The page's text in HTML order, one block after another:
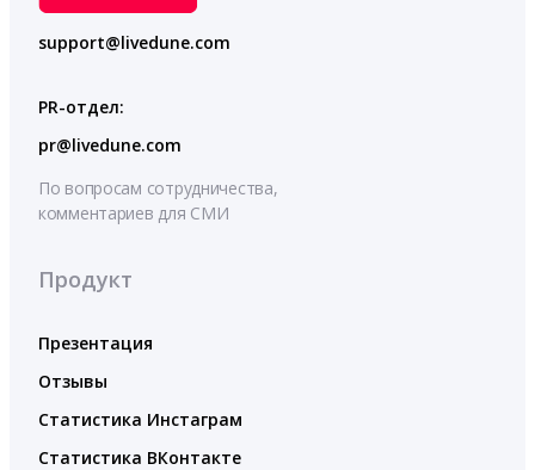
support@livedune.com
PR-отдел:
pr@livedune.com
По вопросам сотрудничества,
комментариев для СМИ
Продукт
Презентация
Отзывы
Статистика Инстаграм
Статистика ВКонтакте